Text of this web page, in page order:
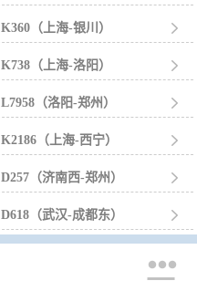
K360（上海-银川） 
K738（上海-洛阳） 
L7958（洛阳-郑州） 
K2186（上海-西宁） 
D257（济南西-郑州） 
D618（武汉-成都东） 
